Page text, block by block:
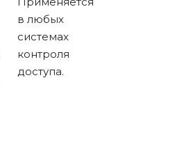
в любых
системах
контроля
доступа.